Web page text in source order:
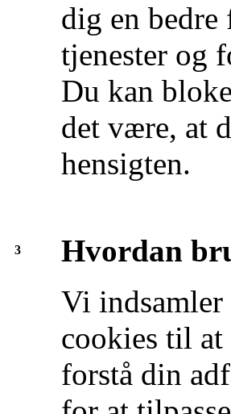
dig en
tjenester og
Du kan
det være, at
hensigten.
3
Hvordan
Vi
cookies til at
forstå din